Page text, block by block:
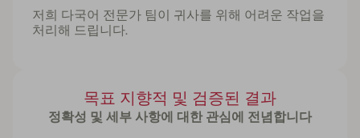
저희 다국어 전문가 팀이 귀사를 위해 어려운 작업을
처리해 드립니다.
목표 지향적 및 검증된 결과
정확성 및 세부 사항에 대한 관심에 전념합니다